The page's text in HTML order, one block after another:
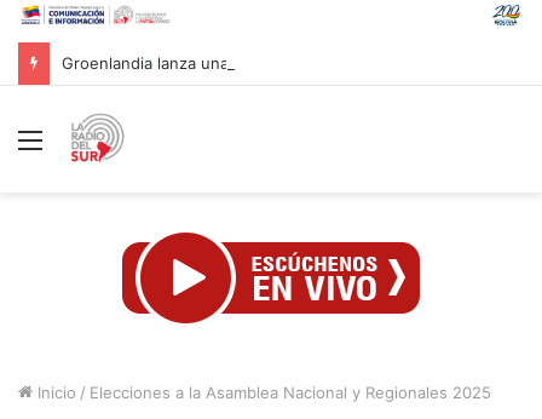
Menú
Inicio / Elecciones a la Asamblea Nacional y Regionales 2025